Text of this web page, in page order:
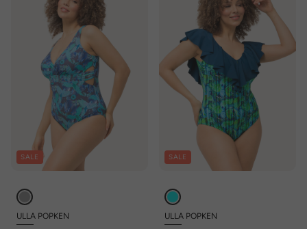
SALE
ULLA POPKEN
SALE
ULLA POPKEN